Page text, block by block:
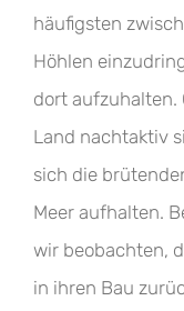
häufigsten
Höhlen
dort aufzuhalten.
Land nachtaktiv
sich die
Meer aufhalten.
wir beobachten,
in ihren Bau